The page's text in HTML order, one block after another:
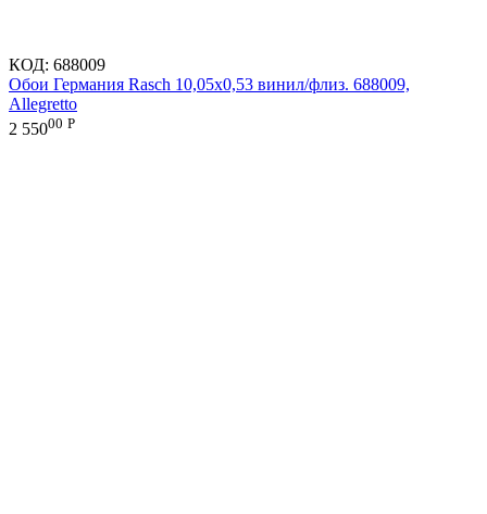
КОД: 688009
Обои Германия Rasch 10,05x0,53 винил/флиз. 688009,
Allegretto
2 55000 Р